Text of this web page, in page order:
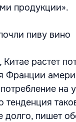
продукции».
пиву вино
растет
Франции
на
тенденция
долго, пишет